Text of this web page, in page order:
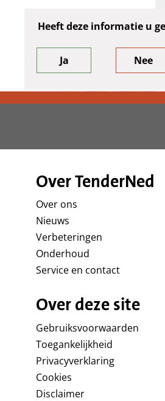
Heeft deze informatie u
Ja Nee
Over TenderNed
Over ons
Nieuws
Verbeteringen
Onderhoud
Service en contact
Over deze site
Gebruiksvoorwaarden
Toegankelijkheid
Privacyverklaring
Cookies
Disclaimer